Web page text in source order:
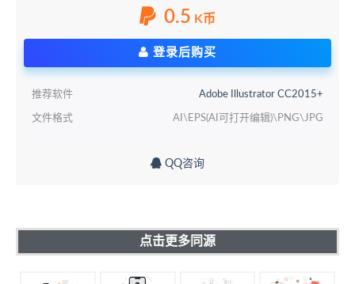
0.5 K币
登录后购买
推荐软件 Adobe Illustrator CC2015+
文件格式 AI\EPS(AI可打开编辑)\PNG\JPG
QQ咨询
点击更多同源